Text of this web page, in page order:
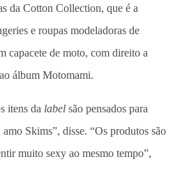
da Cotton Collection, que é a
e roupas modeladoras de
capacete de moto, com direito a
álbum Motomami.
itens da label são pensados para
Skims”, disse. “Os produtos são
muito sexy ao mesmo tempo”,